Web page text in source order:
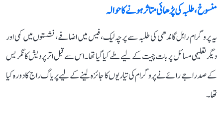
منسوخ، طلبہ کی پڑھائی متاثر ہونے کا حوالہ
یہ پروگرام راہل گاندھی کی طلبہ سے پرچہ لیک، فیس میں اضافے، نشستوں میں کمی اور
دیگر تعلیمی مسائل پر بات چیت کے لیے طے کیا گیا تھا۔ اس سے قبل اتر پردیش کانگریس
کے صدر اجے رائے نے پروگرام کی تیاریوں کا جائزہ لینے کے لیے پریاگ راج کا دورہ کیا
تھا۔